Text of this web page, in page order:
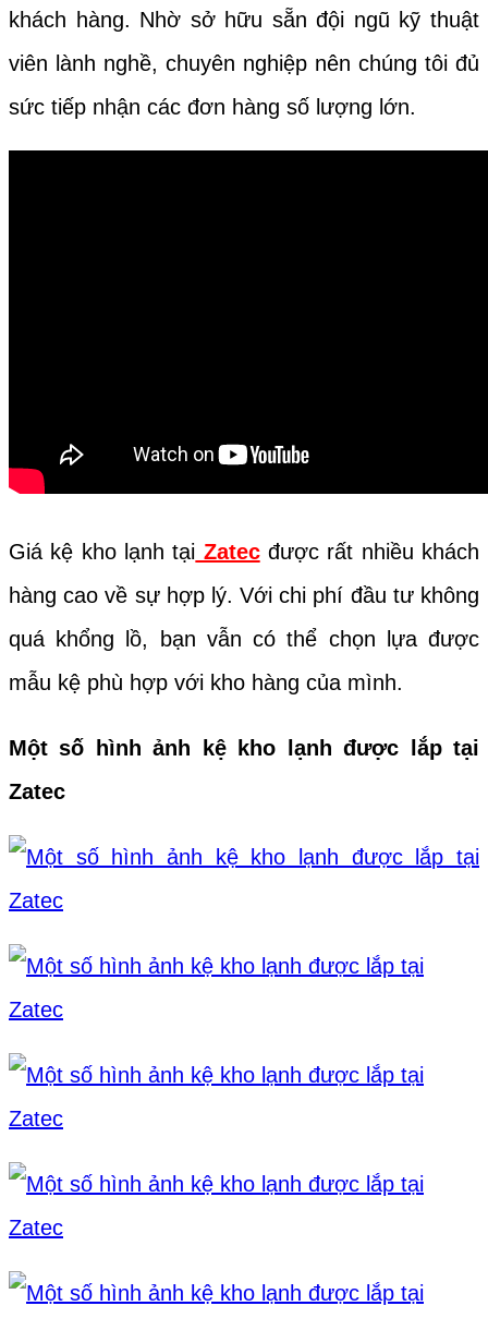
khách hàng. Nhờ sở hữu sẵn đội ngũ kỹ thuật
viên lành nghề, chuyên nghiệp nên chúng tôi đủ
sức tiếp nhận các đơn hàng số lượng lớn.
Giá kệ kho lạnh tại Zatecđược rất nhiều khách
hàng cao về sự hợp lý. Với chi phí đầu tư không
quá khổng lồ, bạn vẫn có thể chọn lựa được
mẫu kệ phù hợp với kho hàng của mình.
Một số hình ảnh kệ kho lạnh được lắp tại
Zatec